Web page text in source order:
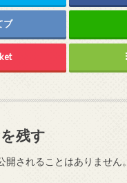
ブ
残す
開されることはありません。